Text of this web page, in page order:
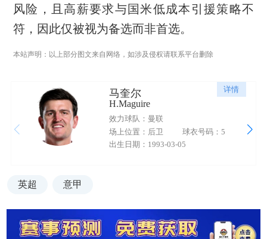
风险，且高薪要求与国米低成本引援策略不
符，因此仅被视为备选而非首选。
本站声明：以上部分图文来自网络，如涉及侵权请联系平台删除
详情
马奎尔
H.Maguire
效力球队：曼联
场上位置：后卫
球衣号码：5
出生日期：1993-03-05
英超 意甲